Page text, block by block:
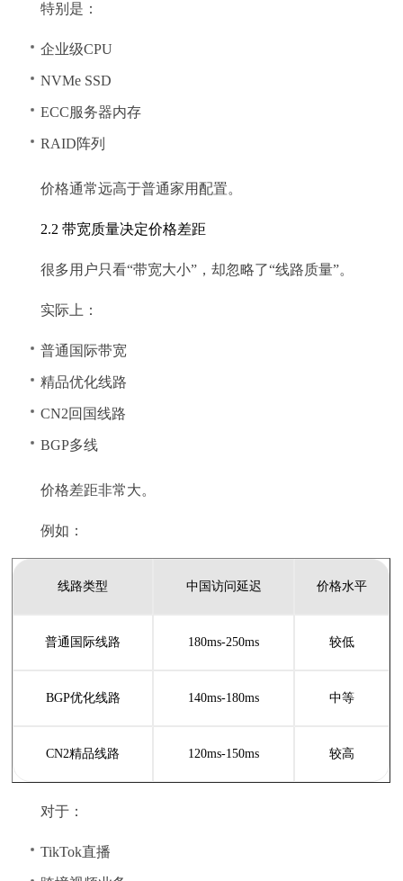
特别是：
企业级CPU
NVMe SSD
ECC服务器内存
RAID阵列
价格通常远高于普通家用配置。
2.2 带宽质量决定价格差距
很多用户只看“带宽大小”，却忽略了“线路质量”。
实际上：
普通国际带宽
精品优化线路
CN2回国线路
BGP多线
价格差距非常大。
例如：
线路类型 中国访问延迟 价格水平
普通国际线路 180ms-250ms 较低
BGP优化线路 140ms-180ms 中等
CN2精品线路 120ms-150ms 较高
对于：
TikTok直播